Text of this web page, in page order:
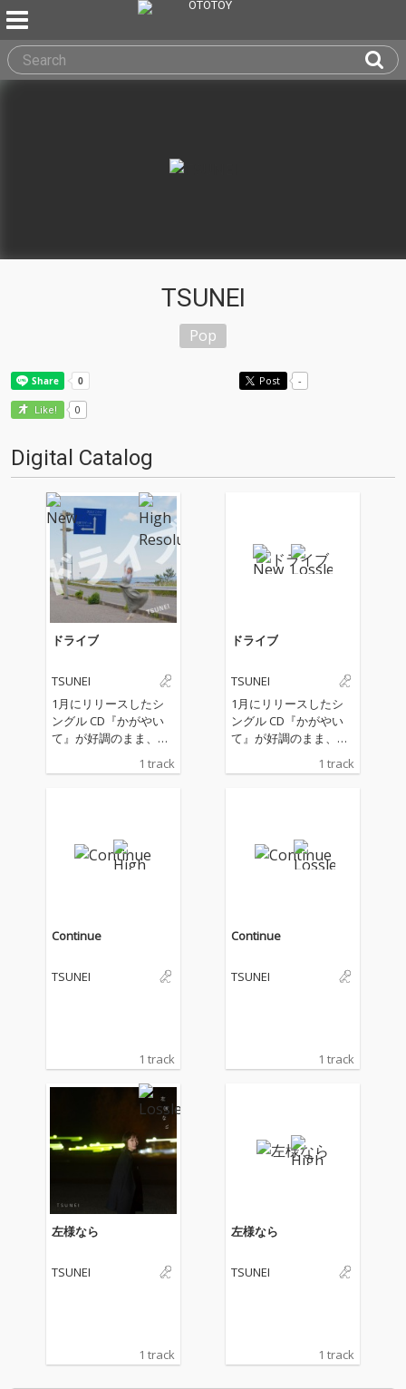
TSUNEI
Pop
Post -
Like! 0
Digital Catalog
ドライブ
TSUNEI
1月にリリースしたシ
ングル CD『かがやい
て』が好調のまま、早
くも新曲が到着! 今作で
はミドルテンポのトラ
ていく歌詞 が何度でも
ループ再生したくなる
アートワークを担当し
た、再生ボタンをイメ
も注目です!
1 track
ドライブ
TSUNEI
1月にリリースしたシ
ングル CD『かがやい
て』が好調のまま、早
くも新曲が到着! 今作で
はミドルテンポのトラ
ていく歌詞 が何度でも
ループ再生したくなる
アートワークを担当し
た、再生ボタンをイメ
も注目です!
1 track
Continue
TSUNEI
1 track
Continue
TSUNEI
1 track
左様なら
TSUNEI
1 track
左様なら
TSUNEI
1 track